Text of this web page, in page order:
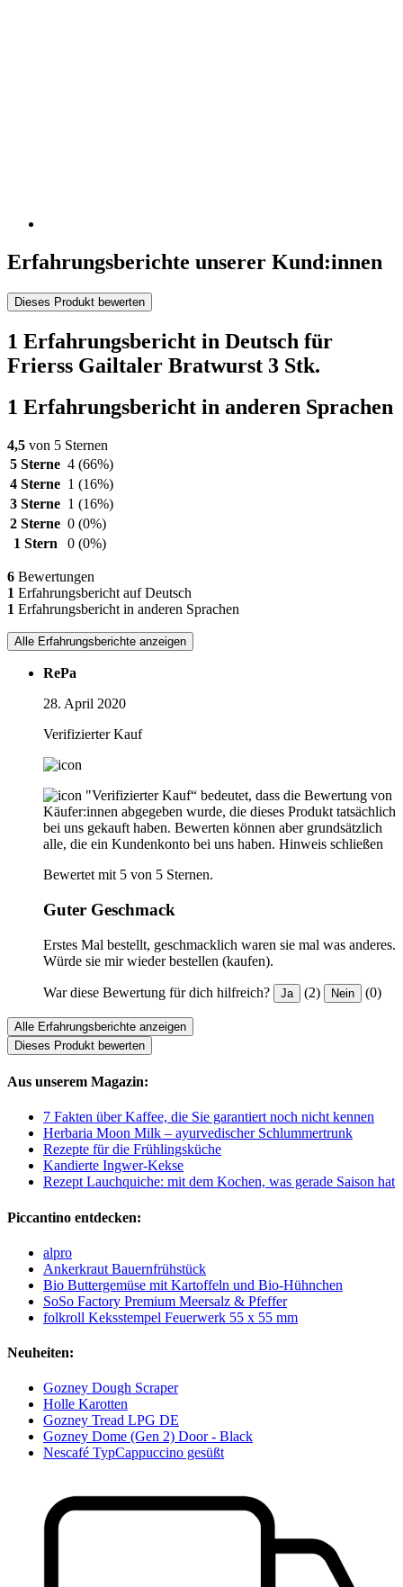
Erfahrungsberichte unserer Kund:innen
Dieses Produkt bewerten
1 Erfahrungsbericht in Deutsch für
Frierss Gailtaler Bratwurst 3 Stk.
1 Erfahrungsbericht in anderen Sprachen
4,5 von 5 Sternen
5 Sterne 4 (66%)
4 Sterne 1 (16%)
3 Sterne 1 (16%)
2 Sterne 0 (0%)
1 Stern
0 (0%)
6 Bewertungen
1 Erfahrungsbericht auf Deutsch
1 Erfahrungsbericht in anderen Sprachen
Alle Erfahrungsberichte anzeigen
RePa
28. April 2020
Verifizierter Kauf
"Verifizierter Kauf“ bedeutet, dass die Bewertung von
Käufer:innen abgegeben wurde, die dieses Produkt tatsächlich
bei uns gekauft haben. Bewerten können aber grundsätzlich
alle, die ein Kundenkonto bei uns haben. Hinweis schließen
Bewertet mit 5 von 5 Sternen.
Guter Geschmack
Erstes Mal bestellt, geschmacklich waren sie mal was anderes.
Würde sie mir wieder bestellen (kaufen).
War diese Bewertung für dich hilfreich? Ja (2) Nein (0)
Alle Erfahrungsberichte anzeigen
Dieses Produkt bewerten
Aus unserem Magazin:
7 Fakten über Kaffee, die Sie garantiert noch nicht kennen
Herbaria Moon Milk – ayurvedischer Schlummertrunk
Rezepte für die Frühlingsküche
Kandierte Ingwer-Kekse
Rezept Lauchquiche: mit dem Kochen, was gerade Saison hat
Piccantino entdecken:
alpro
Ankerkraut Bauernfrühstück
Bio Buttergemüse mit Kartoffeln und Bio-Hühnchen
SoSo Factory Premium Meersalz & Pfeffer
folkroll Keksstempel Feuerwerk 55 x 55 mm
Neuheiten:
Gozney Dough Scraper
Holle Karotten
Gozney Tread LPG DE
Gozney Dome (Gen 2) Door - Black
Nescafé TypCappuccino gesüßt